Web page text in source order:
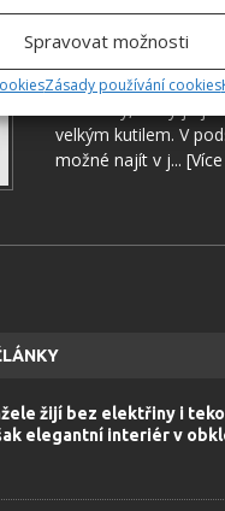
Spravovat možnosti
Zásady používání cookies
Jiří Kolář
Absolvent České
velkým kutilem. V
možné najít v j...
žijí bez elektřiny i
elegantní interiér v